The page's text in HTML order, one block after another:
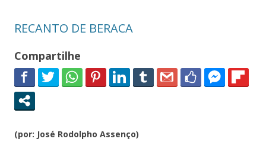
RECANTO DE BERACA
Compartilhe
(por: José Rodolpho Assenço)